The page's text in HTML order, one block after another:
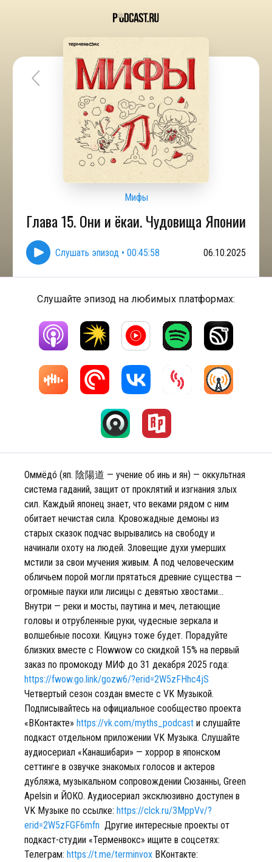
Мифы
Глава 15. Они и ёкаи. Чудовища Японии
Слушать эпизод • 00:45:58 06.10.2025
Слушайте эпизод на любимых платформах:
Оммёдó (яп. 陰陽道 — учение об инь и ян) — оккультная
система гаданий, защит от проклятий и изгнания злых
сил. Каждый японец знает, что веками рядом с ним
обитает нечистая сила. Кровожадные демоны из
старых сказок подчас вырывались на свободу и
начинали охоту на людей. Зловещие духи умерших
мстили за свои мучения живым. А под человеческим
обличьем порой могли прятаться древние существа —
огромные пауки или лисицы с девятью хвостами…
Внутри — реки и мосты, паутина и меч, летающие
головы и отрубленные руки, чудесные зеркала и
волшебные посохи. Кицунэ тоже будет. Порадуйте
близких вместе с Flowwow со скидкой 15% на первый
заказ по промокоду МИФ до 31 декабря 2025 года:
https://fwow.go.link/gozw6/?erid=2W5zFHhc4jS
Четвертый сезон создан вместе с VK Музыкой.
Подписывайтесь на официальное сообщество проекта
«ВКонтакте» https://vk.com/myths_podcast и слушайте
подкаст отдельном приложении VK Музыка. Слушайте
аудиосериал «Канашибари» — хоррор в японском
сеттинге в озвучке знакомых голосов и актеров
дубляжа, музыкальном сопровождении Сюзанны, Green
Apelsin и ЙОКО. Аудиосериал эксклюзивно доступен в
VK Музыке по ссылке: https://clck.ru/3MppVv/?
erid=2W5zFGF6mfn Другие интересные проекты от
подкаст-студии «Терменвокс» ищите в соцсетях:
Телеграм: https://t.me/terminvox ВКонтакте: